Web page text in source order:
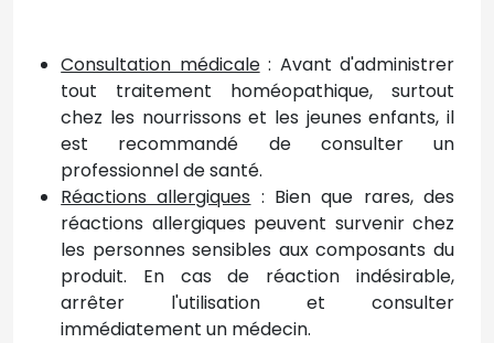
Consultation médicale: Avant d'administrer
tout traitement homéopathique, surtout
chez les nourrissons et les jeunes enfants, il
est recommandé de consulter un
professionnel de santé.
Réactions allergiques : Bien que rares, des
réactions allergiques peuvent survenir chez
les personnes sensibles aux composants du
produit. En cas de réaction indésirable,
arrêter l'utilisation et consulter
immédiatement un médecin.